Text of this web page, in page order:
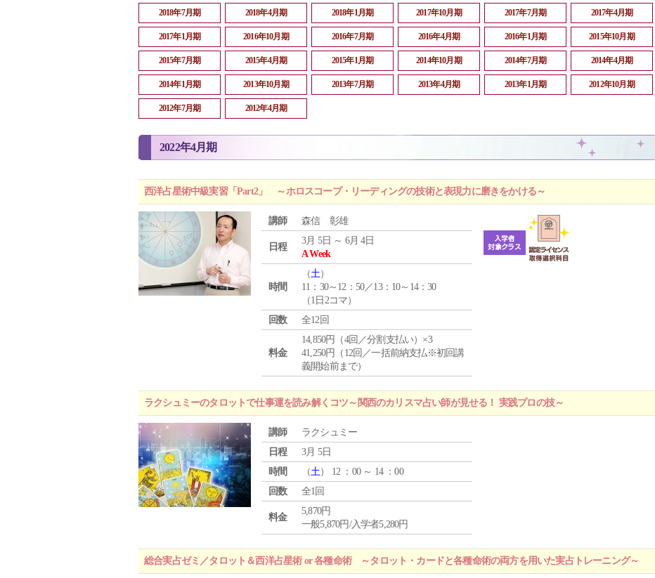
2018年7月期 2018年4月期 2018年1月期 2017年10月期 2017年7月期 2017年4月期
2017年1月期 2016年10月期 2016年7月期 2016年4月期 2016年1月期 2015年10月期
2015年7月期 2015年4月期 2015年1月期 2014年10月期 2014年7月期 2014年4月期
2014年1月期 2013年10月期 2013年7月期 2013年4月期 2013年1月期 2012年10月期
2012年7月期 2012年4月期
2022年4月期
西洋占星術中級実習「Part2」 ～ホロスコープ・リーディングの技術と表現力に磨きをかける～
講師 森信 彰雄
日程
3月 5日 ～ 6月 4日
A Week
時間
（土）
11：30～12：50／13：10～14：30
（1日2コマ）
回数
全12回
料金
14,850円（4回／分割支払い）×3
41,250円（12回／一括前納支払※初回講
義開始前まで）
ラクシュミーのタロットで仕事運を読み解くコツ～関西のカリスマ占い師が見せる！ 実践プロの技～
講師
ラクシュミー
日程
3月 5日
時間
（土） 12 ：00 ～ 14 ：00
回数
全1回
料金
5,870円
一般5,870円/入学者5,280円
総合実占ゼミ／タロット＆西洋占星術 or 各種命術 ～タロット・カードと各種命術の両方を用いた実占トレーニング～